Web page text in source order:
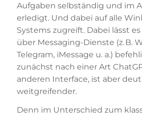
Aufgaben selbständig und im
erledigt. Und dabei auf alle
Systems zugreift. Dabei lässt
über Messaging-Dienste (z. B.
Telegram, iMessage u. a.)
zunächst nach einer Art
anderen Interface, ist aber
weitgreifender.
Denn im Unterschied zum